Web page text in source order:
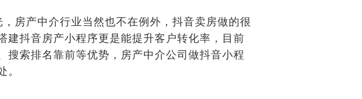
房产中介行业当然也不在例外，抖音卖房做的很
抖音房产小程序更是能提升客户转化率，目前
索排名靠前等优势，房产中介公司做抖音小程